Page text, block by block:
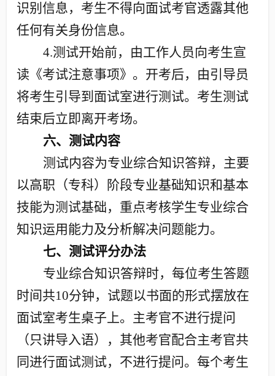
识别信息，考生不得向面试考官透露其他
任何有关身份信息。
4.测试开始前，由工作人员向考生宣
读《考试注意事项》。开考后，由引导员
将考生引导到面试室进行测试。考生测试
结束后立即离开考场。
六、测试内容
测试内容为专业综合知识答辩，主要
以高职（专科）阶段专业基础知识和基本
技能为测试基础，重点考核学生专业综合
知识运用能力及分析解决问题能力。
七、测试评分办法
专业综合知识答辩时，每位考生答题
时间共10分钟，试题以书面的形式摆放在
面试室考生桌子上。主考官不进行提问
（只讲导入语），其他考官配合主考官共
同进行面试测试，不进行提问。每个考生